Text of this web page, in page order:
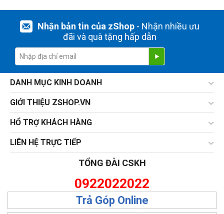
Nhận bản tin của zShop- Nhận nhiều ưu
đãi và quà tặng hấp dẫn
DANH MỤC KINH DOANH
GIỚI THIỆU ZSHOP.VN
HỔ TRỢ KHÁCH HÀNG
LIÊN HỆ TRỰC TIẾP
TỔNG ĐÀI CSKH
0922022022
Trả Góp Online